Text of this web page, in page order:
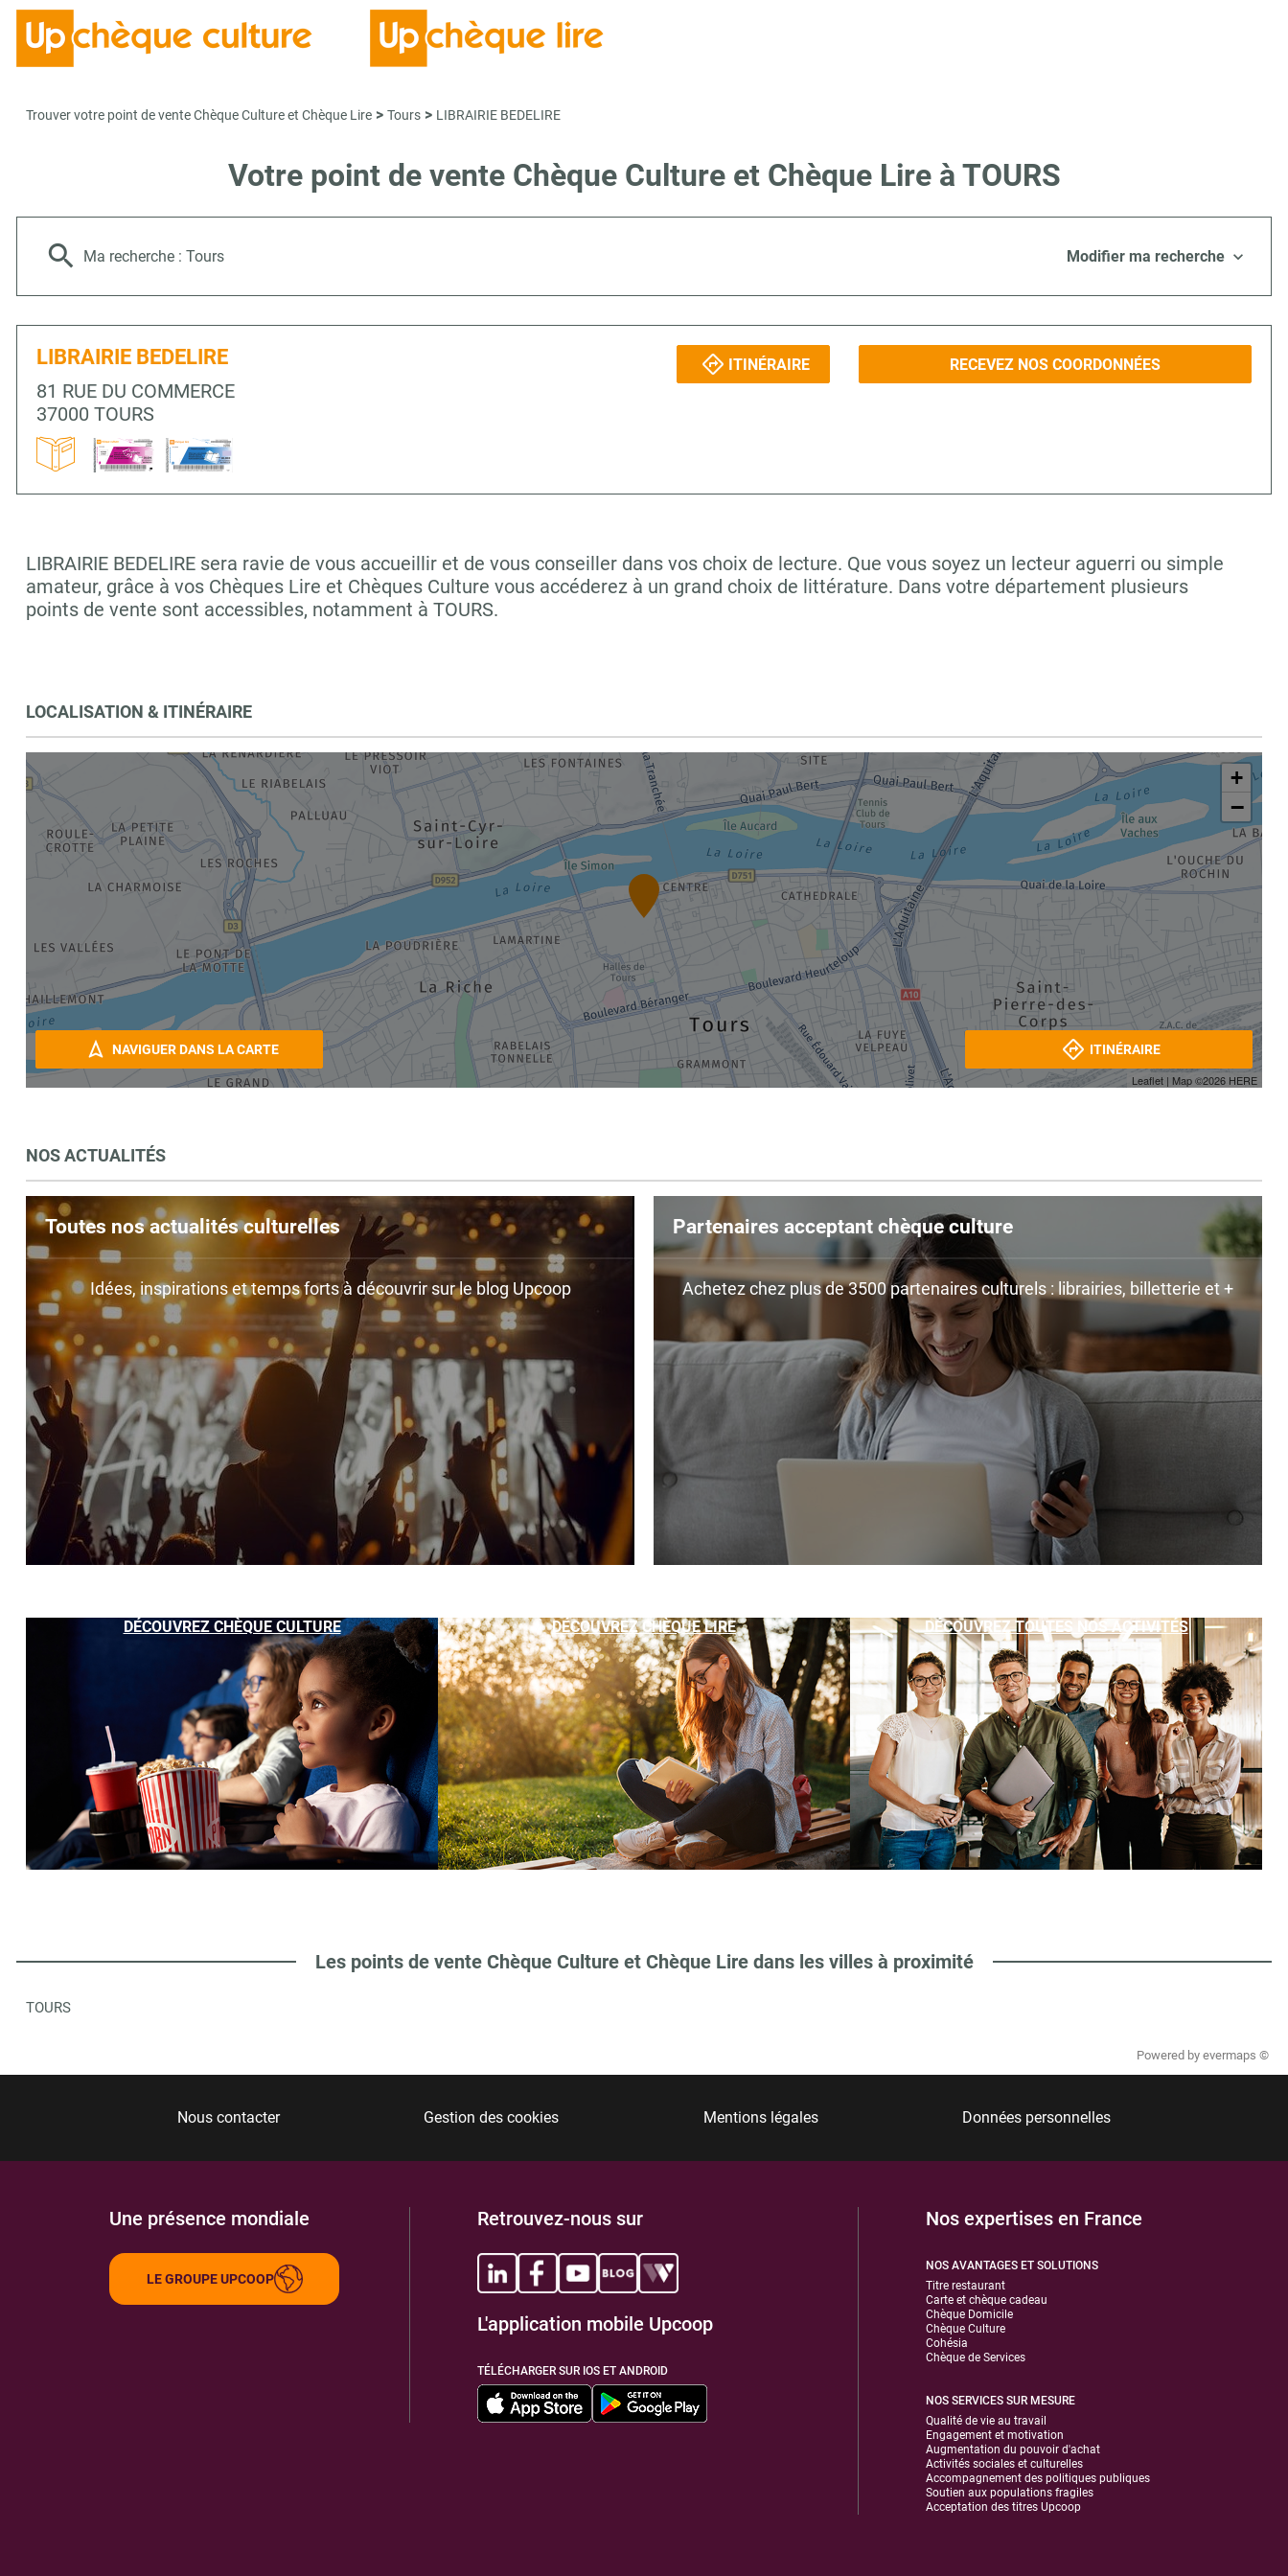
Trouver votre point de vente Chèque Culture et Chèque Lire > Tours > LIBRAIRIE BEDELIRE
Votre point de vente Chèque Culture et Chèque Lire à TOURS
Ma recherche : Tours Modifier ma recherche
LIBRAIRIE BEDELIRE
81 RUE DU COMMERCE
37000 TOURS
ITINÉRAIRE RECEVEZ NOS COORDONNÉES
LIBRAIRIE BEDELIRE sera ravie de vous accueillir et de vous conseiller dans vos choix de lecture. Que vous soyez un lecteur aguerri ou simple
amateur, grâce à vos Chèques Lire et Chèques Culture vous accéderez à un grand choix de littérature. Dans votre département plusieurs
points de vente sont accessibles, notamment à TOURS.
LOCALISATION & ITINÉRAIRE
+
−
Leaflet | Map ©2026 HERE
NAVIGUER DANS LA CARTE ITINÉRAIRE
NOS ACTUALITÉS
Toutes nos actualités culturelles
Idées, inspirations et temps forts à découvrir sur le blog Upcoop
Partenaires acceptant chèque culture
Achetez chez plus de 3500 partenaires culturels : librairies, billetterie et +
DÉCOUVREZ CHÈQUE CULTURE DÉCOUVREZ CHÈQUE LIRE DÉCOUVREZ TOUTES NOS ACTIVITÉS
Les points de vente Chèque Culture et Chèque Lire dans les villes à proximité
TOURS
Powered by evermaps ©
Nous contacter Gestion des cookies Mentions légales Données personnelles
Une présence mondiale
LE GROUPE UPCOOP
Retrouvez-nous sur
L'application mobile Upcoop
TÉLÉCHARGER SUR IOS ET ANDROID
Nos expertises en France
NOS AVANTAGES ET SOLUTIONS
Titre restaurant
Carte et chèque cadeau
Chèque Domicile
Chèque Culture
Cohésia
Chèque de Services
NOS SERVICES SUR MESURE
Qualité de vie au travail
Engagement et motivation
Augmentation du pouvoir d'achat
Activités sociales et culturelles
Accompagnement des politiques publiques
Soutien aux populations fragiles
Acceptation des titres Upcoop